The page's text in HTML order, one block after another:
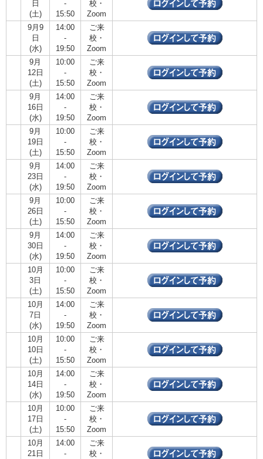
日
(土)
-
15:50
校・
Zoom
9月9
日
(水)
14:00
-
19:50
ご来
校・
Zoom
9月
12日
(土)
10:00
-
15:50
ご来
校・
Zoom
9月
16日
(水)
14:00
-
19:50
ご来
校・
Zoom
9月
19日
(土)
10:00
-
15:50
ご来
校・
Zoom
9月
23日
(水)
14:00
-
19:50
ご来
校・
Zoom
9月
26日
(土)
10:00
-
15:50
ご来
校・
Zoom
9月
30日
(水)
14:00
-
19:50
ご来
校・
Zoom
10月
3日
(土)
10:00
-
15:50
ご来
校・
Zoom
10月
7日
(水)
14:00
-
19:50
ご来
校・
Zoom
10月
10日
(土)
10:00
-
15:50
ご来
校・
Zoom
10月
14日
(水)
14:00
-
19:50
ご来
校・
Zoom
10月
17日
(土)
10:00
-
15:50
ご来
校・
Zoom
10月
21日
14:00
-
ご来
校・